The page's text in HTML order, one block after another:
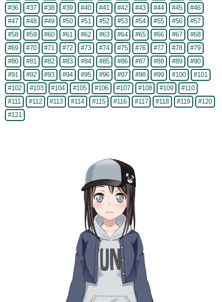
#36
#37 #38 #39 #40 #41 #42 #43 #44 #45
#46
#47
#48 #49 #50 #51 #52 #53 #54 #55 #56
#57
#58
#59 #60 #61 #62 #63 #64 #65 #66 #67
#68
#69
#70 #71 #72 #73 #74 #75 #76 #77 #78
#79
#80
#81 #82 #83 #84 #85 #86 #87 #88 #89
#90
#91
#92 #93 #94 #95 #96 #97 #98 #99 #100
#101
#102
#103 #104 #105 #106 #107 #108 #109
#110
#111
#112 #113 #114 #115 #116 #117 #118 #119
#120
#121